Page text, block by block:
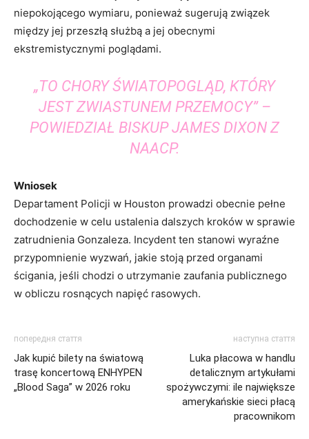
niepokojącego wymiaru, ponieważ sugerują związek
między jej przeszłą służbą a jej obecnymi
ekstremistycznymi poglądami.
„TO CHORY ŚWIATOPOGLĄD, KTÓRY
JEST ZWIASTUNEM PRZEMOCY” –
POWIEDZIAŁ BISKUP JAMES DIXON Z
NAACP.
Wniosek
Departament Policji w Houston prowadzi obecnie pełne
dochodzenie w celu ustalenia dalszych kroków w sprawie
zatrudnienia Gonzaleza. Incydent ten stanowi wyraźne
przypomnienie wyzwań, jakie stoją przed organami
ścigania, jeśli chodzi o utrzymanie zaufania publicznego
w obliczu rosnących napięć rasowych.
попередня стаття
Jak kupić bilety na światową
trasę koncertową ENHYPEN
„Blood Saga” w 2026 roku
наступна стаття
Luka płacowa w handlu
detalicznym artykułami
spożywczymi: ile największe
amerykańskie sieci płacą
pracownikom